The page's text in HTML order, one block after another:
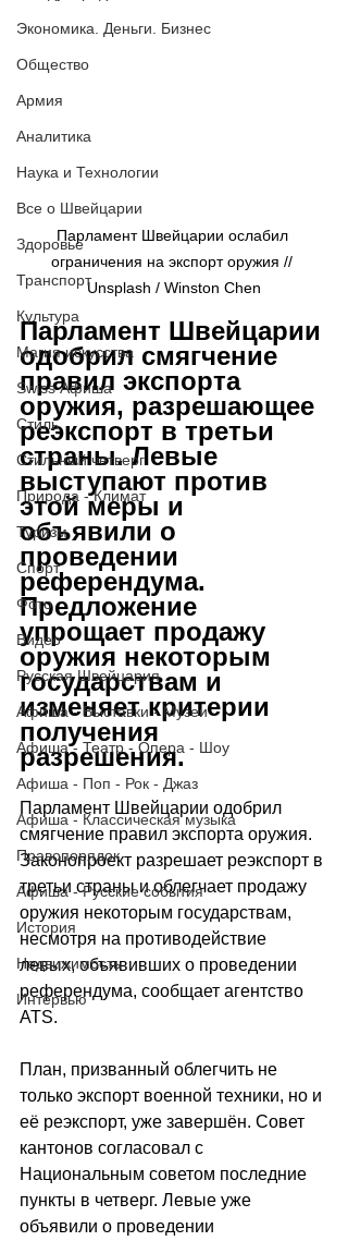
Экономика. Деньги. Бизнес
Общество
Армия
Аналитика
Наука и Технологии
Все о Швейцарии
Здоровье
Транспорт
Культура
Магия искусства
Swiss Афиша
Стиль
Стильный четверг
Природа - Климат
Туризм
Спорт
Фото
Видео
Русская Швейцария
Афиша - Выставки - Музеи
Афиша - Театр - Опера - Шоу
Афиша - Поп - Рок - Джаз
Афиша - Классическая музыка
Правопорядок
Афиша - Русские события
История
Недвижимость
Интервью
Парламент Швейцарии ослабил
ограничения на экспорт оружия //
Unsplash / Winston Chen
Парламент Швейцарии
одобрил смягчение
правил экспорта
оружия, разрешающее
реэкспорт в третьи
страны. Левые
выступают против
этой меры и
объявили о
проведении
референдума.
Предложение
упрощает продажу
оружия некоторым
государствам и
изменяет критерии
получения
разрешения.
Парламент Швейцарии одобрил
смягчение правил экспорта оружия.
Законопроект разрешает реэкспорт в
третьи страны и облегчает продажу
оружия некоторым государствам,
несмотря на противодействие
левых, объявивших о проведении
референдума, сообщает агентство
ATS.
План, призванный облегчить не
только экспорт военной техники, но и
её реэкспорт, уже завершён. Совет
кантонов согласовал с
Национальным советом последние
пункты в четверг. Левые уже
объявили о проведении